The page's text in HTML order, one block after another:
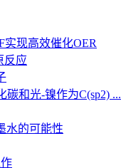
现高效催化OER
反应
碳和光-镍作为C(sp2) ...
水的可能性